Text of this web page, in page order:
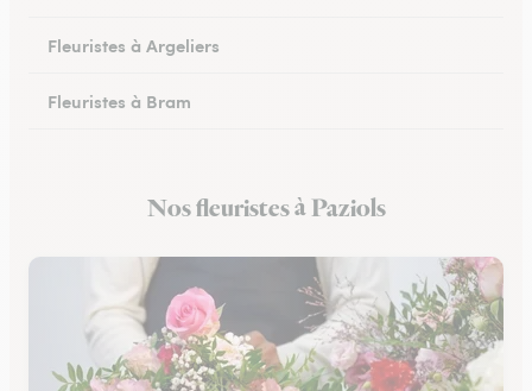
Fleuristes à Argeliers
Fleuristes à Bram
Fleuristes à Peyriac-Minervois
Nos fleuristes à Paziols